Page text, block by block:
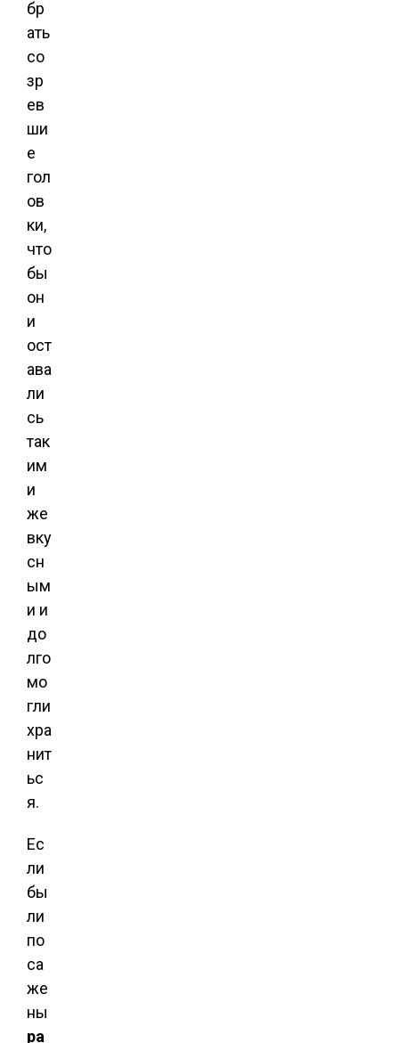
бр
ать
со
зр
ев
ши
е
гол
ов
ки,
что
бы
он
и
ост
ава
ли
сь
так
им
и
же
вку
сн
ым
и и
до
лго
мо
гли
хра
нит
ьс
я.
Ес
ли
бы
ли
по
са
же
ны
ра